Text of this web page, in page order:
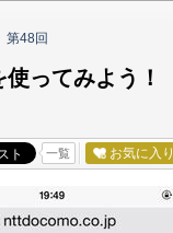
第48回
ってみよう！
一覧 お気に入り